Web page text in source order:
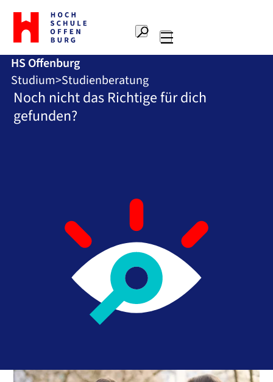
Zur
Startseite
Hochschule
Offenburg
Suche
Hauptnavigation
HS Offenburg
Studium Studienberatung
Noch nicht das Richtige für dich
gefunden?